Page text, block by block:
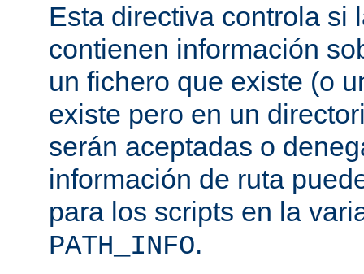
Esta directiva controla si
contienen información
un fichero que existe (o
existe pero en un
serán aceptadas o
información de ruta
para los scripts en la
PATH_INFO.